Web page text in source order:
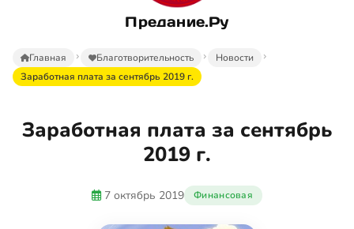
Предание.Ру
Главная Благотворительность
Новости
Заработная плата за сентябрь 2019 г.
Заработная плата за сентябрь
2019 г.
7 октябрь 2019 Финансовая